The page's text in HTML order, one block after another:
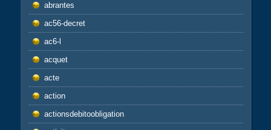
abrantes
ac56-decret
ac6-l
acquet
acte
action
actionsdebitoobligation